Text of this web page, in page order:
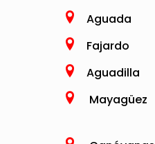
Aguada
Fajardo
Aguadilla
Mayagüez